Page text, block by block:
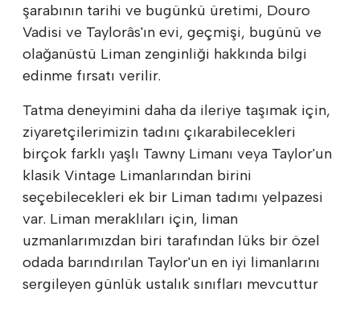
şarabının tarihi ve bugünkü üretimi, Douro
Vadisi ve Taylorâs'ın evi, geçmişi, bugünü ve
olağanüstü Liman zenginliği hakkında bilgi
edinme fırsatı verilir.
Tatma deneyimini daha da ileriye taşımak için,
ziyaretçilerimizin tadını çıkarabilecekleri
birçok farklı yaşlı Tawny Limanı veya Taylor'un
klasik Vintage Limanlarından birini
seçebilecekleri ek bir Liman tadımı yelpazesi
var. Liman meraklıları için, liman
uzmanlarımızdan biri tarafından lüks bir özel
odada barındırılan Taylor'un en iyi limanlarını
sergileyen günlük ustalık sınıfları mevcuttur